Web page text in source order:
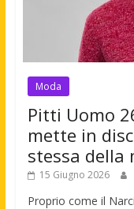
Moda
Pitti Uomo
mette in
stessa della
15 Giugno 2026
Proprio come il